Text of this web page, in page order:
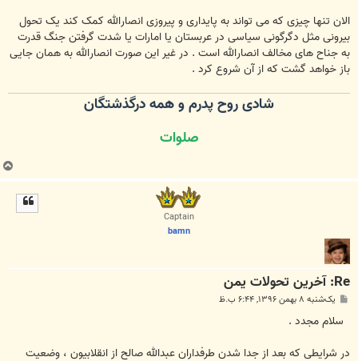
الان تنها چیزی که می تواند به پایداری و پیروزی انصارالله کمک کند یک تحول
بیرونی مثل دگرگونی سیاسی در عربستان یا امارات یا شدت گرفتن جنگ قدرت
به جناح های مخالف انصارالله است . در غیر این صورت انصارالله به همان جایی
باز خواهد گشت که از آن شروع کرد .
شادی روح پدرم و همه درگذشتگان
صلوات
ب
ا
Captain
bamn
Re: آخرین تحولات یمن
پ
ت
یک‌شنبه ۸ بهمن ۱۳۹۶, ۶:۴۴ ب.ظ
سلام مجدد .
در شرایطی که بعد از جدا شدن طرفداران عبدالله صالح از انقلابیون ، وضعیت